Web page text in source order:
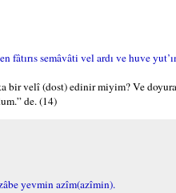
semâvâti vel ardı ve huve
bir velî (dost) edinir miyim? Ve
de. (14)
yevmin azîm(azîmin).